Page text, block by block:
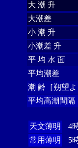
大 潮 升
大潮差
小 潮 升
小潮差 升
平 均 水 面
平均潮差
潮 齢［朔望よ
平均高潮間隔
天文薄明
4
常用薄明
5